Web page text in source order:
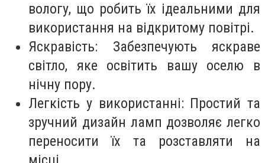
вологу, що робить їх ідеальними для
використання на відкритому повітрі.
Яскравість: Забезпечують яскраве
світло, яке освітить вашу оселю в
нічну пору.
Легкість у використанні: Простий та
зручний дизайн ламп дозволяє легко
переносити їх та розставляти на